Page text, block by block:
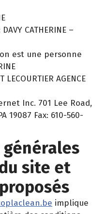
DAVY CATHERINE –
est une personne
LECOURTIER AGENCE
Inc. 701 Lee Road,
19087 Fax: 610-560-
site et
implique